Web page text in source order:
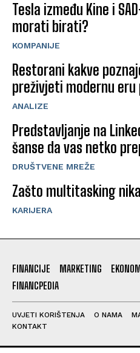
Tesla između Kine i
morati birati?
KOMPANIJE
Restorani kakve
preživjeti modernu eru
ANALIZE
Predstavljanje na
šanse da vas netko
DRUŠTVENE MREŽE
Zašto multitasking
KARIJERA
FINANCIJE MARKETING
FINANCPEDIA
UVJETI KORIŠTENJA O NAMA
KONTAKT